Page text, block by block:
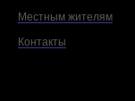
Местным жителям
Контакты